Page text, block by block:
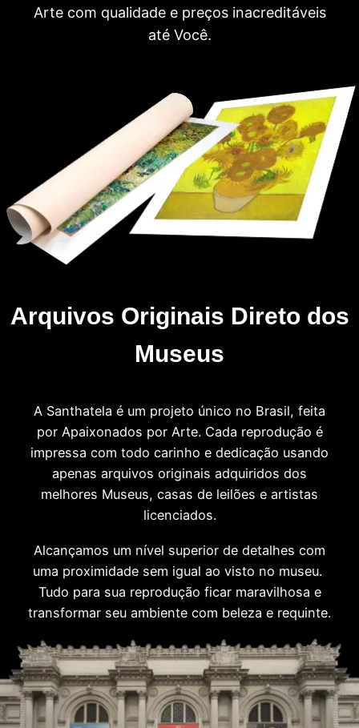
Arte com qualidade e preços inacreditáveis
até Você.
Arquivos Originais Direto dos
Museus
A Santhatela é um projeto único no Brasil, feita
por Apaixonados por Arte. Cada reprodução é
impressa com todo carinho e dedicação usando
apenas arquivos originais adquiridos dos
melhores Museus, casas de leilões e artistas
licenciados.
Alcançamos um nível superior de detalhes com
uma proximidade sem igual ao visto no museu.
Tudo para sua reprodução ficar maravilhosa e
transformar seu ambiente com beleza e requinte.